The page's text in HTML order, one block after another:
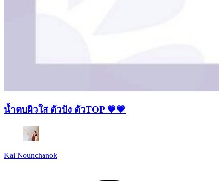
น้ำตบผิวใส ตัวปัง ตัวTOP 💗💗
Kai Nounchanok